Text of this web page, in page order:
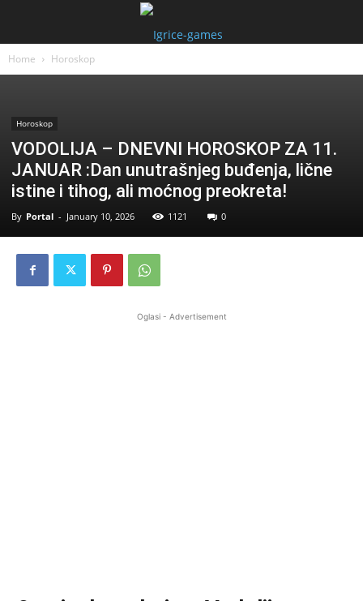
Home Horoskop
Horoskop
VODOLIJA – DNEVNI HOROSKOP ZA 11.
JANUAR :Dan unutrašnjeg buđenja, lične
istine i tihog, ali moćnog preokreta!
By Portal - January 10, 2026 1121 0
Oglasi - Advertisement